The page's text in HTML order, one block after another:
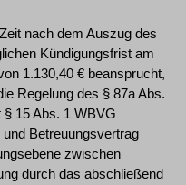
nach dem Auszug des
Kündigungsfrist am
1.130,40 € beansprucht,
Regelung des § 87a Abs.
15 Abs. 1 WBVG
Betreuungsvertrag
zwischen
durch das abschließend